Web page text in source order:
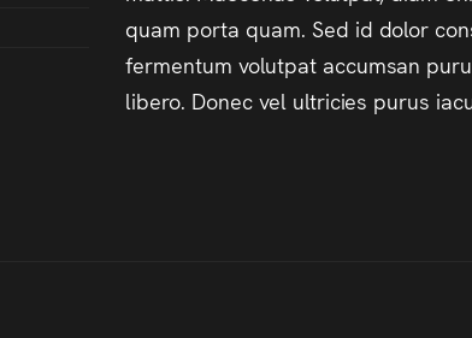
quam porta quam. Sed id dolor
fermentum volutpat accumsan
libero. Donec vel ultricies purus